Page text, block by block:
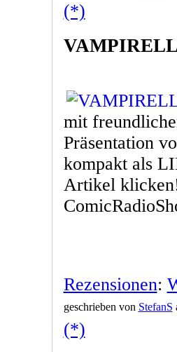
(*)
mit
Präsentation
kompakt als
Artikel
Rezensionen:
geschrieben von StefanS
(*)